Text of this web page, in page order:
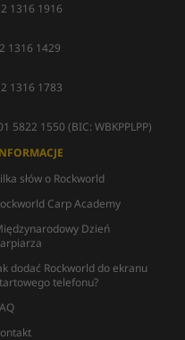
1316 1916
1316 1429
1316 1783
5822 1550 (BIC: WBKPPLPP)
słów o Rockworld
Carp Academy
Dzień
dodać Rockworld do ekranu
telefonu?